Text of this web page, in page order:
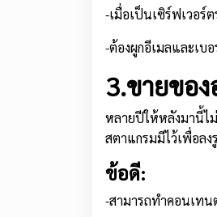
-เมื่อเป็นเซิร์ฟเวอร์
-ต้องผูกอีเมลและเบ
3.ขายขอ
หลายปีให้หลังมานี้ไ
สตาแกรมมีไว้เพื่อล
ข้อดี:
-สามารถทำคอนเทน